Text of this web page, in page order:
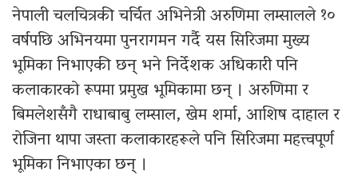
नेपाली चलचित्रकी चर्चित अभिनेत्री अरुणिमा लम्सालले १०
वर्षपछि अभिनयमा पुनरागमन गर्दै यस सिरिजमा मुख्य
भूमिका निभाएकी छन् भने निर्देशक अधिकारी पनि
कलाकारको रूपमा प्रमुख भूमिकामा छन् । अरुणिमा र
बिमलेशसँगै राधाबाबु लम्साल, खेम शर्मा, आशिष दाहाल र
रोजिना थापा जस्ता कलाकारहरूले पनि सिरिजमा महत्त्वपूर्ण
भूमिका निभाएका छन् ।